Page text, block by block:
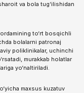
va bola tug‘ilishidan
to‘rt bosqichli
bolalarni patronaj
poliklinikalar, uchinchi
murakkab holatlar
yo‘naltiriladi.
maxsus kuzatuv